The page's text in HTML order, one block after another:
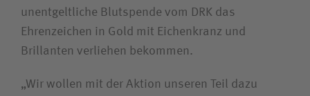
unentgeltliche Blutspende vom DRK das
Ehrenzeichen in Gold mit Eichenkranz und
Brillanten verliehen bekommen.
„Wir wollen mit der Aktion unseren Teil dazu